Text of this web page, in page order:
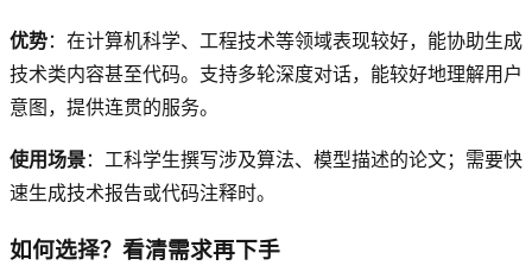
优势：在计算机科学、工程技术等领域表现较好，能协助生成
技术类内容甚至代码。支持多轮深度对话，能较好地理解用户
意图，提供连贯的服务。
使用场景：工科学生撰写涉及算法、模型描述的论文；需要快
速生成技术报告或代码注释时。
如何选择？看清需求再下手